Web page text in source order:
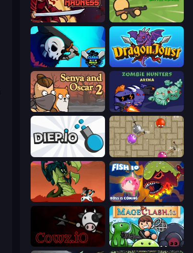
Samurai Madness Survev.io
Clash of Skulls Dragon Joust (.io)
Senya and Oscar 2 Zombie Hunters Online
Diep.io Balloons.io
Monster Impact Fish IO
cowz.io Mageclash.io